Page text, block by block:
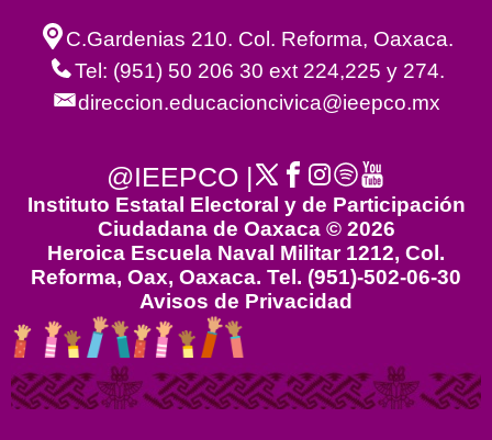
C.Gardenias 210. Col. Reforma, Oaxaca.
Tel: (951) 50 206 30 ext 224,225 y 274.
direccion.educacioncivica@ieepco.mx
@IEEPCO |
Instituto Estatal Electoral y de Participación
Ciudadana de Oaxaca © 2026
Heroica Escuela Naval Militar 1212, Col.
Reforma, Oax, Oaxaca. Tel. (951)-502-06-30
Avisos de Privacidad